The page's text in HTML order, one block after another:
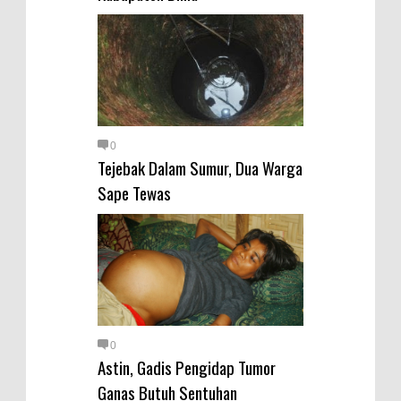
Kapolres Bima Beri Penghargaan
ke Kades dan Ketua RT Yang
Aktif Bantu Polisi Berantas
Narkoba
Anggota dan Beri Reward 8
Personel Berprestasi
0
Tejebak Dalam Sumur, Dua Warga
Sape Tewas
0
Astin, Gadis Pengidap Tumor
Ganas Butuh Sentuhan